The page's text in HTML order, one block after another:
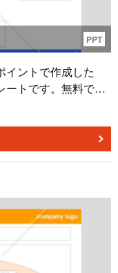
PPT
イントで作成した
ートです。無料でダ
分析は「何を」「い
売るのかといった
にブルーを使いま